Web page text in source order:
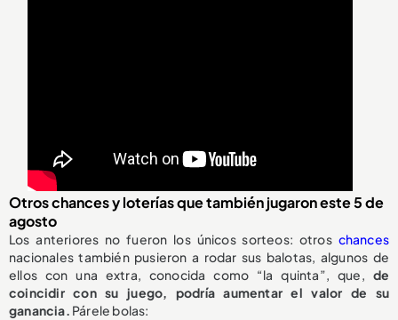
Otros chances y loterías que también jugaron este 5 de
agosto
Los anteriores no fueron los únicos sorteos: otros chances
nacionales también pusieron a rodar sus balotas, algunos de
ellos con una extra, conocida como “la quinta”, que, de
coincidir con su juego, podría aumentar el valor de su
ganancia. Párele bolas: